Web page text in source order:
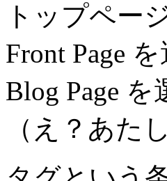
トップペー
Front Page
Blog Page を
（え？あた